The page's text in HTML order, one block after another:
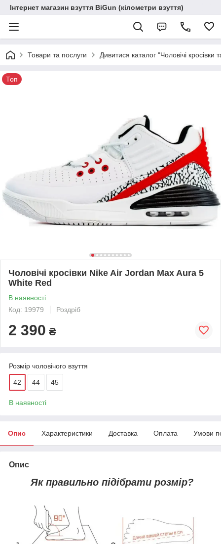
Інтернет магазин взуття BiGun (кілометри взуття)
Товари та послуги Дивитися каталог "Чоловічі кросівки
Топ
Чоловічі кросівки Nike Air Jordan Max Aura 5
White Red
В наявності
Код: 19979
Роздріб
2 390 ₴
Розмір чоловічого взуття
42 44 45
В наявності
Опис Характеристики Доставка Оплата Умови
Опис
Як правильно підібрати розмір?